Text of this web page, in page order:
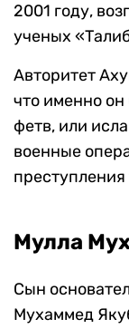
2001 году,
ученых
Авторитет
что именно он
фетв, или
военные
преступления
Мулла
Сын
Мухаммед